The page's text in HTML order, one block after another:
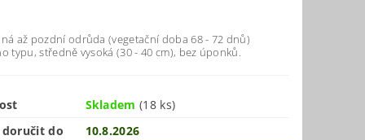
až pozdní odrůda (vegetační doba 68 - 72 dnů)
typu, středně vysoká (30 - 40 cm), bez úponků.
Skladem(18 ks)
doručit do
10.8.2026